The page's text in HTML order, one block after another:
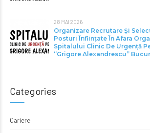
28 MAI 2026
Organizare Recrutare Și
Posturi Înființate În Afara
Spitalului Clinic De Urgență
“Grigore Alexandrescu”
Categories
Cariere